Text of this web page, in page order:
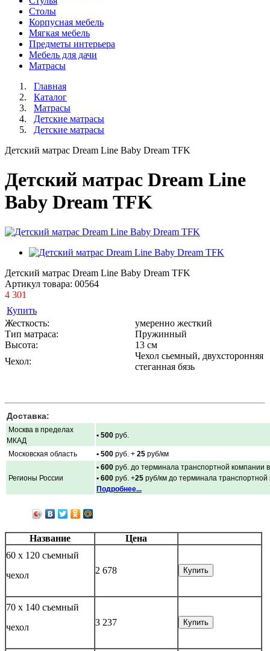
Столы
Корпусная мебель
Мягкая мебель
Предметы интерьера
Мебель для дачи
Матраcы
Главная
Каталог
Матраcы
Детские матрасы
Детские матрасы
Детский матрас Dream Line Вaby Dream TFK
Детский матрас Dream Line
Вaby Dream TFK
Детский матрас Dream Line Вaby Dream TFK
Артикул товара: 00564
4 301
Купить
Жесткость:
умеренно жесткий
Тип матраса:
Пружинный
Высота:
13 см
Чехол:
Чехол сьемный, двухсторонняя
стеганная бязь
Доставка:
Москва в пределах
МКАД
• 500 руб.
Московская область • 500 руб. + 25 руб/км
Регионы России
• 600 руб. до терминала транспортной компании
• 600 руб. +25 руб/км до терминала
Подробнее...
Название
Цена
60 х 120 съемный
чехол
2 678 Купить
70 х 140 съемный
чехол
3 237 Купить